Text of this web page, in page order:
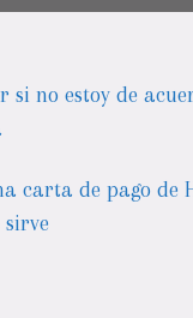
si no estoy de
carta de pago de